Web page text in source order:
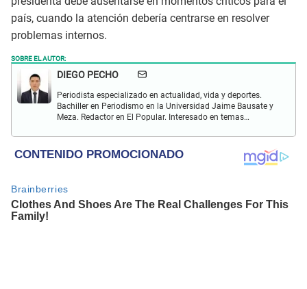
país, cuando la atención debería centrarse en resolver
problemas internos.
SOBRE EL AUTOR:
DIEGO PECHO
Periodista especializado en actualidad, vida y deportes.
Bachiller en Periodismo en la Universidad Jaime Bausate y
Meza. Redactor en El Popular. Interesado en temas
internacional, trucos caseros y educación.